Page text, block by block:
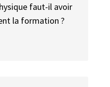
faut-il avoir
la formation ?